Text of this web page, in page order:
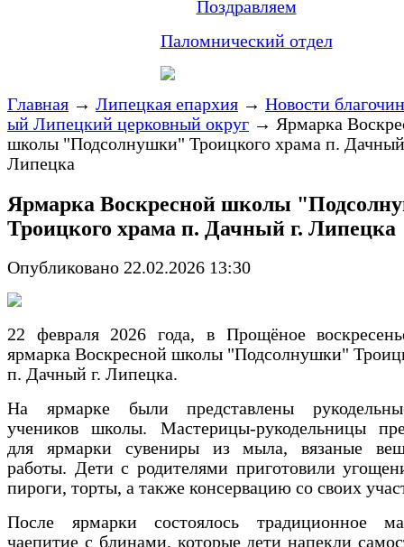
Поздравляем
Паломнический отдел
Главная → Липецкая епархия → Новости
ый Липецкий церковный округ → Ярмарка
школы "Подсолнушки" Троицкого храма п. Дачный
Липецка
Ярмарка Воскресной школы
Троицкого храма п. Дачный г. Липецка
Опубликовано 22.02.2026 13:30
22 февраля 2026 года, в Прощёное
ярмарка Воскресной школы "Подсолнушки"
п. Дачный г. Липецка.
На ярмарке были представлены
учеников школы. Мастерицы-рукодельницы
для ярмарки сувениры из мыла, вязаные
работы. Дети с родителями приготовили
пироги, торты, а также консервацию со своих
После ярмарки состоялось традиционное
чаепитие с блинами, которые дети напекли